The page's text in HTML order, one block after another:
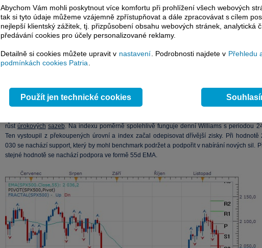
Americký index nezažil zrovna nejlepší týden, aktuálně odepisuje přes 70 bodů
maximům ze začátku listopadu. Pod tlak dostává Wall Street silný
dolar, klesající poptávka
růst úrokových sazeb. Na indexu poměrně spolehlivě funguje denní Williams s periodou
Ten vystoupil z překoupených úrovní a index začal odepisovat dřívější zisky. Při hodnotě
030 se nachází support, který by mohl benchmark podržet a podpořit v nabírání nových sil.
stejné hodnotě se nachází podpora ve formě 55d EMA.
Abychom Vám mohli poskytnout více komfortu při prohlížení všech webových
tak si tyto údaje můžeme vzájemně zpřístupňovat a dále zpracovávat s cílem
nejlepší klientský zážitek, tj. přizpůsobení obsahu webových stránek, analytická
předávání cookies pro účely personalizované reklamy.
Detailně si cookies můžete upravit v nastavení . Podrobnosti najdete v Přehledu
podmínkách cookies Patria
Použít jen technické cookies